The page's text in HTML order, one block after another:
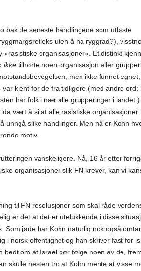
bak de seneste handlingene som utløste
uten å ha ryggrad?),
organisasjoner». Et distinkt
ikketilhørte noen organisasjon eller
men ikke funnet
kjent for de fra tidligere (med andre ord:
har folk i nær alle grupperinger i landet.)
da vært å si at alle rasistiske organisasjoner
unngå slike handlinger. Men nå er Kohn
motiv.
vanskeligere. Nå, 16 år etter
organisasjoner slik FN krever, kan vi
til FN resolusjoner som skal råde
er det at det er utelukkende i disse
Som jøde har Kohn naturlig nok også
i norsk offentlighet og han skriver fast for
bedt om at Israel bør følge noen av de,
skulle nesten tro at Kohn mente at visse